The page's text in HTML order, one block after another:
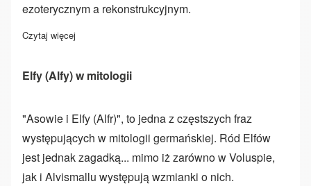
ezoterycznym a rekonstrukcyjnym.
Czytaj więcej
Elfy (Alfy) w mitologii
"Asowie i Elfy (Alfr)", to jedna z częstszych fraz
występujących w mitologii germańskiej. Ród Elfów
jest jednak zagadką... mimo iż zarówno w Voluspie,
jak i Alvismallu występują wzmianki o nich.